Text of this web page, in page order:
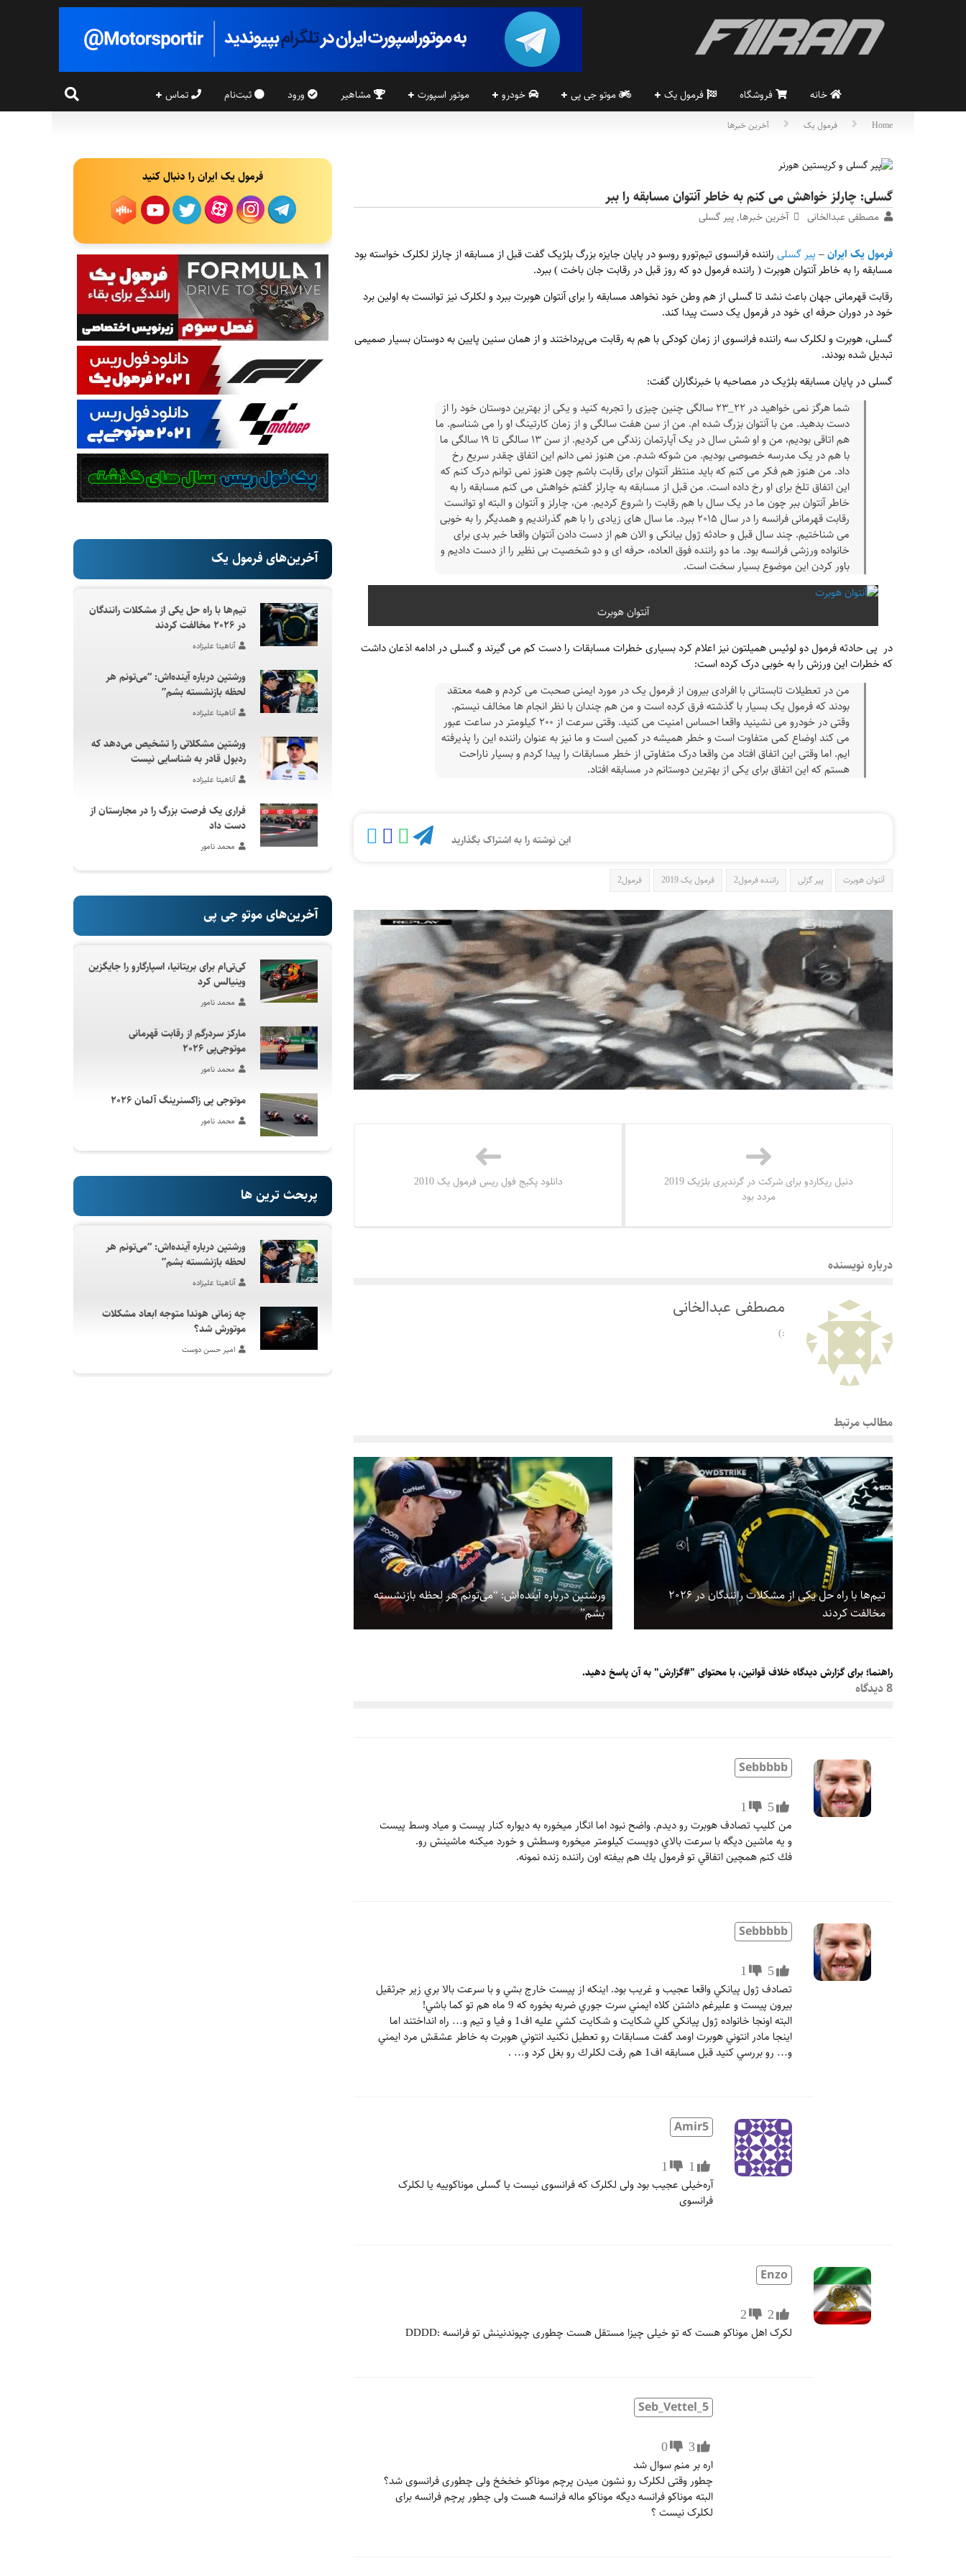
خانه فروشگاه فرمول یک موتو جی پی خودرو موتور اسپورت مشاهیر ورود ثبت‌نام تماس
Home فرمول یک آخرین خبرها
گسلی: چارلز خواهش می کنم به خاطر آنتوان مسابقه را ببر
مصطفی عبدالخانی آخرین خبرها,پیر گسلی
فرمول یک ایران– پیر گسلی راننده فرانسوی تیم‌تورو روسو در پایان جایزه بزرگ بلژیک گفت قبل از مسابقه از چارلز لکلرک خواسته بود
مسابقه را به خاطر آنتوان هوبرت ( راننده فرمول دو ‌که روز قبل در رقابت جان باخت ) ببرد.
رقابت قهرمانی جهان باعث نشد تا گسلی از هم وطن خود نخواهد مسابقه را برای آنتوان هوبرت ببرد و لکلرک نیز توانست به اولین برد
خود در دوران حرفه ای خود در فرمول یک دست پیدا کند.
گسلی، هوبرت و لکلرک سه راننده فرانسوی از زمان کودکی با هم به رقابت می‌پرداختند و از همان سنین پایین به دوستان بسیار صمیمی
تبدیل شده بودند.
گسلی در پایان مسابقه بلژیک در مصاحبه با خبرنگاران گفت:
شما هرگز نمی خواهید در ۲۲_۲۳ سالگی چنین چیزی را تجربه کنید و یکی از بهترین دوستان خود را از
دست بدهید. من با آنتوان بزرگ شده ام. من از سن هفت سالگی و از زمان کارتینگ او را می شناسم. ما
هم اتاقی بودیم، من و او شش سال در یک آپارتمان زندگی می کردیم. از سن ۱۳ سالگی تا ۱۹ سالگی ما
با هم در یک مدرسه خصوصی بودیم. من شوکه شدم. من هنوز نمی دانم این اتفاق چقدر سریع رخ
داد. من هنوز هم فکر می کنم که باید منتظر آنتوان برای رقابت باشم چون هنوز نمی توانم درک کنم که
این اتفاق تلخ برای او رخ داده است. من قبل از مسابقه به چارلز گفتم خواهش می کنم مسابقه را به
خاطر آنتوان ببر چون ما در یک سال با هم رقابت را شروع کردیم. من، چارلز و آنتوان و البته او توانست
رقابت قهرمانی فرانسه را در سال ۲۰۱۵ ببرد. ما سال های زیادی را با هم گذراندیم و همدیگر را به خوبی
می شناختیم. چند سال قبل و حادثه ژول بیانکی و الان هم از دست دادن آنتوان واقعا خبر بدی برای
خانواده ورزشی فرانسه بود. ما دو راننده فوق العاده، حرفه ای و دو شخصیت بی نظیر را از دست دادیم و
باور کردن این موضوع بسیار سخت است.
آنتوان هوبرت
در پی حادثه فرمول دو لوئیس همیلتون نیز اعلام کرد بسیاری خطرات مسابقات را دست کم می گیرند و گسلی در ادامه اذعان داشت
که خطرات این ورزش را به خوبی درک کرده است:
من در تعطیلات تابستانی با افرادی بیرون از فرمول یک در مورد ایمنی صحبت می کردم و همه معتقد
بودند که فرمول یک بسیار با گذشته فرق کرده است و من هم چندان با نظر انجام ها مخالف نیستم.
وقتی در خودرو می نشینید واقعا احساس امنیت می کنید. وقتی سرعت از ۲۰۰ کیلومتر در ساعت عبور
می کند اوضاع کمی متفاوت است و خطر همیشه در کمین است و ما نیز به عنوان راننده این را پذیرفته
ایم. اما وقتی این اتفاق افتاد من واقعا درک متفاوتی از خطر مسابقات را پیدا کردم و بسیار ناراحت
هستم که این اتفاق برای یکی از بهترین دوستانم در مسابقه افتاد.
این نوشته را به اشتراک بگذارید
آنتوان هوبرت پیر گزلی راننده فرمول2 فرمول یک 2019 فرمول2
دنیل ریکاردو برای شرکت در گرندپری بلژیک 2019
مردد بود
دانلود پکیج فول ریس فرمول یک 2010
درباره نویسنده
مصطفی عبدالخانی
:)
مطالب مرتبط
تیم‌ها با راه حل یکی از مشکلات رانندگان در ۲۰۲۶
مخالفت کردند
ورشتپن درباره آینده‌اش: “می‌تونم هر لحظه بازنشسته
بشم”
راهنما؛ برای گزارش دیدگاه خلاف قوانین، با محتوای "#گزارش" به آن پاسخ دهید.
8 دیدگاه
Sebbbbb
5
1
من كليپ تصادف هوبرت رو ديدم. واضح نبود اما انگار ميخوره به ديواره كنار پيست و مياد وسط پيست
و يه ماشين ديگه با سرعت بالاي دويست كيلومتر ميخوره وسطش و خورد ميكنه ماشينش رو.
فك كنم همچين اتفاقي تو فرمول يك هم بيفته اون راننده زنده نمونه.
Sebbbbb
5
1
تصادف ژول پيانكي واقعا عجيب و غريب بود. اينكه از پيست خارج بشي و با سرعت بالا بري زير جرثقيل
بيرون پيست و عليرغم داشتن كلاه ايمني سرت جوري ضربه بخوره كه 9 ماه هم تو كما باشي!
البته اونجا خانواده ژول پيانكي كلي شكايت و شكايت كشي عليه اف1 و فيا و تيم و… راه انداختند اما
اينجا مادر انتوني هوبرت اومد گفت مسابقات رو تعطيل نكنيد انتوني هوبرت به خاطر عشقش مرد ايمني
و… رو بررسي كنيد قبل مسابقه اف1 هم رفت لكلرك رو بغل كرد و… .
Amir5
1
1
آره‌خیلی عجیب بود ولی لکلرک که فرانسوی نیست یا‌‌ گسلی موناکوییه یا لکلرک
فرانسوی
Enzo
2
2
لکرک اهل موناکو هست که تو خیلی چیزا مستقل هست چطوری چپوندنینش تو فرانسه :DDDD
Seb_Vettel_5
3
0
اره بر منم سوال شد
چطور وقتی لکلرک رو نشون میدن پرچم موناکو خخخخ ولی چطوری فرانسوی شد؟
البته موناکو فرانسه دیگه موناکو ماله فرانسه هست ولی چطور پرچم فرانسه برای
لکلرک نیست ؟
فرمول یک ایران را دنبال کنید
آخرین‌های فرمول یک
تیم‌ها با راه حل یکی از مشکلات رانندگان
در ۲۰۲۶ مخالفت کردند
آناهیتا علیزاده
ورشتپن درباره آینده‌اش: “می‌تونم هر
لحظه بازنشسته بشم”
آناهیتا علیزاده
ورشتپن مشکلاتی را تشخیص می‌دهد که
ردبول قادر به شناسایی نیست
آناهیتا علیزاده
فراری یک فرصت بزرگ را در مجارستان از
دست داد
محمد نامور
آخرین‌های موتو جی پی
کی‌تی‌ام برای بریتانیا، اسپارگارو را جایگزین
وینیالس کرد
محمد نامور
مارکز سردرگم از رقابت قهرمانی
موتوجی‌پی ۲۰۲۶
محمد نامور
موتوجی پی زاکسنرینگ آلمان ۲۰۲۶
محمد نامور
پربحث ترین ها
ورشتپن درباره آینده‌اش: “می‌تونم هر
لحظه بازنشسته بشم”
آناهیتا علیزاده
چه زمانی هوندا متوجه ابعاد مشکلات
موتورش شد؟
امیر حسن دوست